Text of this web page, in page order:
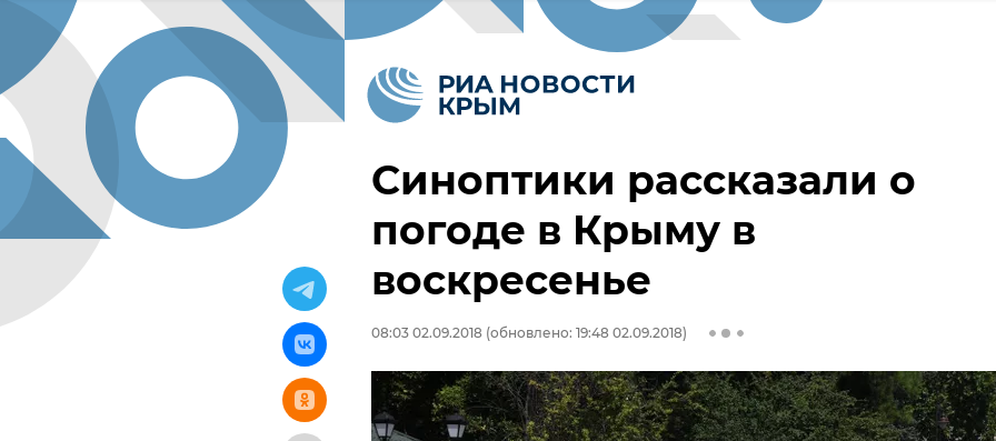
Синоптики рассказали о
погоде в Крыму в
воскресенье
08:03 02.09.2018 (обновлено: 19:48 02.09.2018)